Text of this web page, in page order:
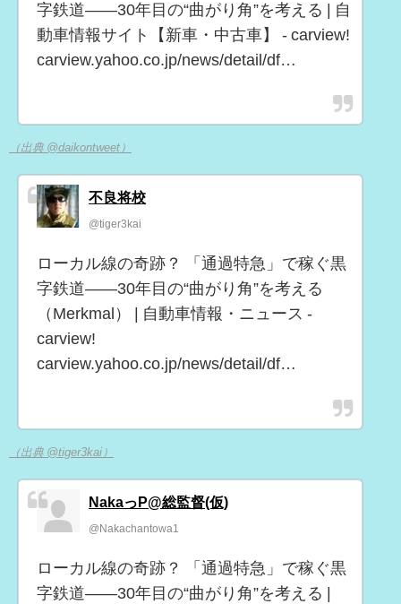
字鉄道――30年目の“曲がり角”を考える | 自
動車情報サイト【新車・中古車】 - carview!
carview.yahoo.co.jp/news/detail/df…
（出典 @daikontweet）
不良将校
@tiger3kai
ローカル線の奇跡？ 「通過特急」で稼ぐ黒
字鉄道――30年目の“曲がり角”を考える
（Merkmal） | 自動車情報・ニュース -
carview!
carview.yahoo.co.jp/news/detail/df…
（出典 @tiger3kai）
NakaっP@総監督(仮)
@Nakachantowa1
ローカル線の奇跡？ 「通過特急」で稼ぐ黒
字鉄道――30年目の“曲がり角”を考える |